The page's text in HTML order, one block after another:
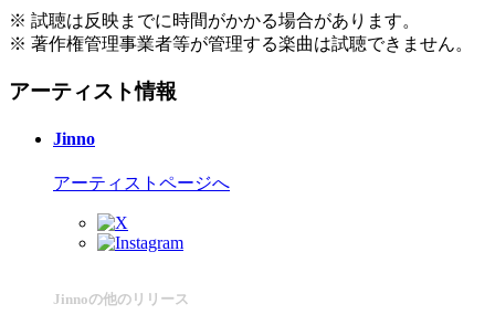
※ 試聴は反映までに時間がかかる場合があります。
※ 著作権管理事業者等が管理する楽曲は試聴できません。
アーティスト情報
Jinno
アーティストページへ
Jinnoの他のリリース